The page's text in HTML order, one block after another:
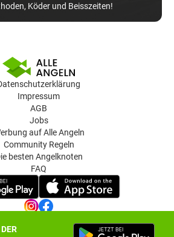
Köder und Beisszeiten!
Impressum
AGB
Jobs
auf Alle Angeln
Community Regeln
besten Angelknoten
FAQ
Einstellungen